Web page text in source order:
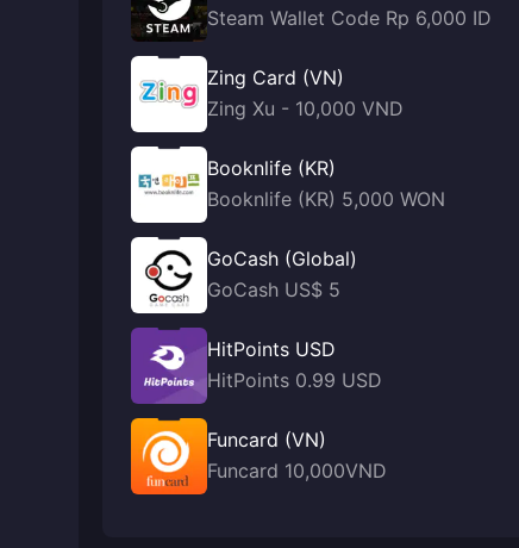
Steam Wallet Code Rp 6,000 ID
Zing Card (VN)
Zing Xu - 10,000 VND
Booknlife (KR)
Booknlife (KR) 5,000 WON
GoCash (Global)
GoCash US$ 5
HitPoints USD
HitPoints 0.99 USD
Funcard (VN)
Funcard 10,000VND